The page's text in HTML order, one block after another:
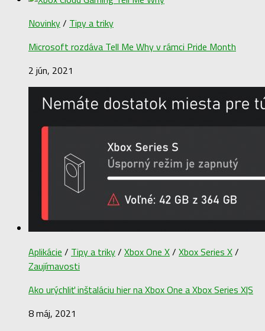
Novinky/ Tipy a triky
Microsoft rozdáva Tell Me Why v rámci Pride Month
2 jún, 2021
Aplikácie / Tipy a triky/ Xbox One X/ Xbox Series X/
Zaujímavosti
Ako urýchliť inštaláciu hier na Xbox One a Xbox Series X|S
8 máj, 2021